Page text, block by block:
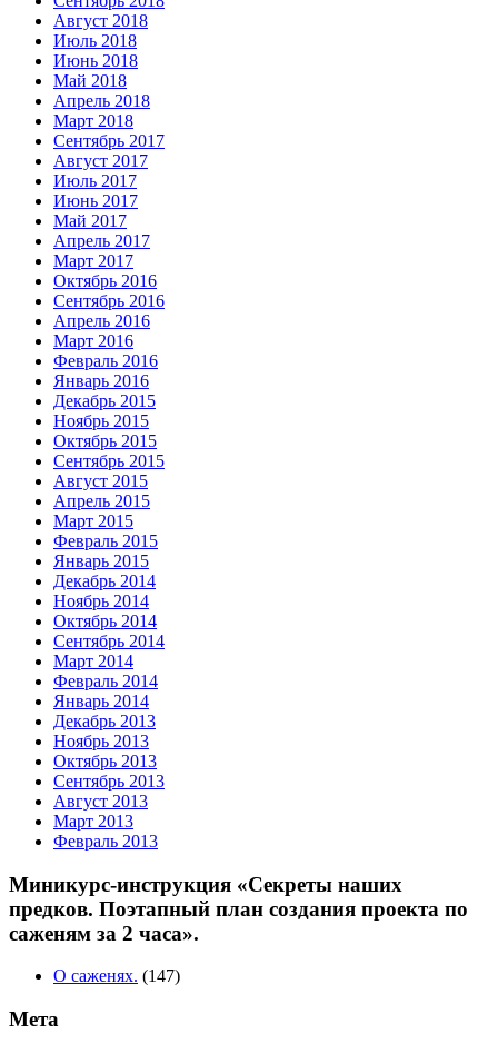
Август 2018
Июль 2018
Июнь 2018
Май 2018
Апрель 2018
Март 2018
Сентябрь 2017
Август 2017
Июль 2017
Июнь 2017
Май 2017
Апрель 2017
Март 2017
Октябрь 2016
Сентябрь 2016
Апрель 2016
Март 2016
Февраль 2016
Январь 2016
Декабрь 2015
Ноябрь 2015
Октябрь 2015
Сентябрь 2015
Август 2015
Апрель 2015
Март 2015
Февраль 2015
Январь 2015
Декабрь 2014
Ноябрь 2014
Октябрь 2014
Сентябрь 2014
Март 2014
Февраль 2014
Январь 2014
Декабрь 2013
Ноябрь 2013
Октябрь 2013
Сентябрь 2013
Август 2013
Март 2013
Февраль 2013
Миникурс-инструкция «Секреты наших
предков. Поэтапный план создания проекта по
саженям за 2 часа».
О саженях. (147)
Мета